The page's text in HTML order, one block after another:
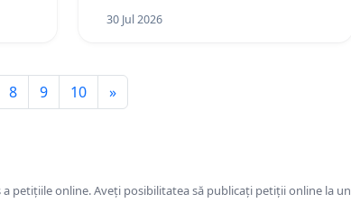
30 Jul 2026
8 9 10 »
petițiile online. Aveți posibilitatea să publicați petiții online la un